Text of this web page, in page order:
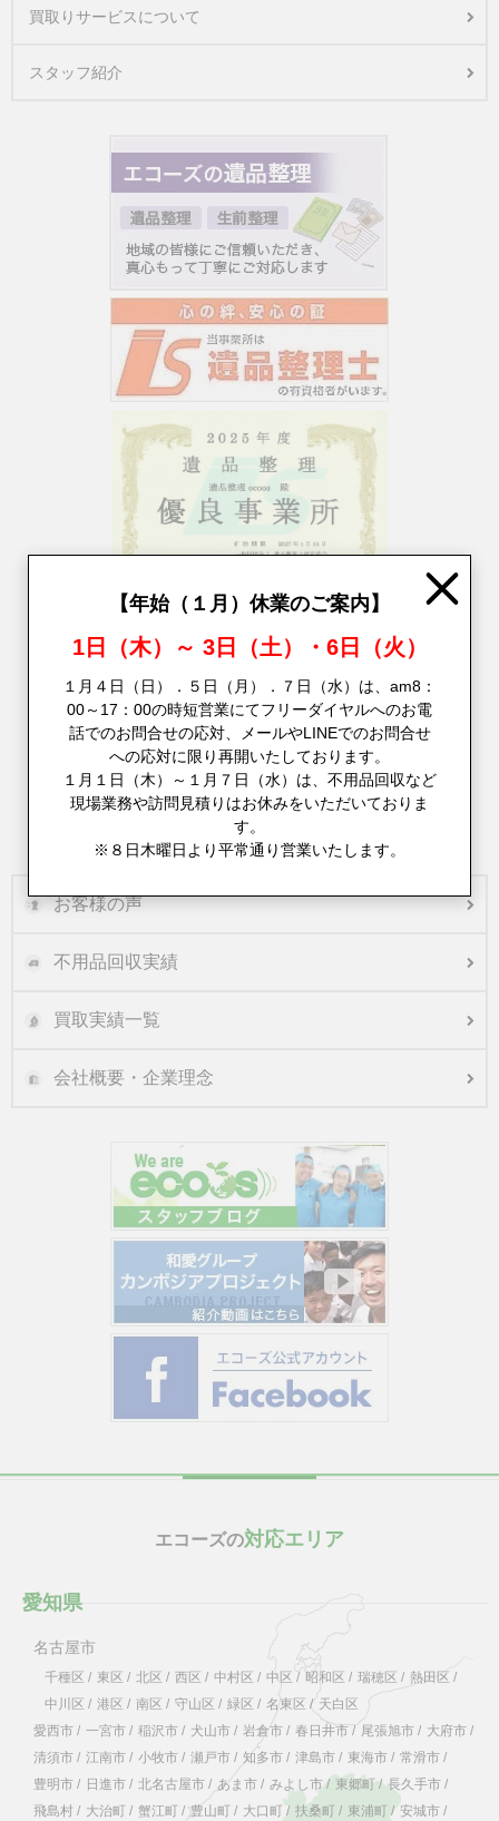
買取りサービスについて
スタッフ紹介
不用品回収とお引越しをまとめてご対応
エコーズは名古屋・愛三岐でハウスクリーニングも承ります
お客様の声
不用品回収実績
買取実績一覧
会社概要・企業理念
エコーズの対応エリア
愛知県
名古屋市
千種区 / 東区 / 北区 / 西区 / 中村区 / 中区 / 昭和区 / 瑞穂区 / 熱田区 /
中川区 / 港区 / 南区 / 守山区 / 緑区 / 名東区 / 天白区
愛西市 / 一宮市 / 稲沢市 / 犬山市 / 岩倉市 / 春日井市 / 尾張旭市 / 大府市 /
清須市 / 江南市 / 小牧市 / 瀬戸市 / 知多市 / 津島市 / 東海市 / 常滑市 /
豊明市 / 日進市 / 北名古屋市 / あま市 / みよし市/ 東郷町 / 長久手市 /
飛島村 / 大治町 / 蟹江町 / 豊山町 / 大口町 / 扶桑町 / 東浦町 / 安城市 /
【年始（１月）休業のご案内】
1日（木）～ 3日（土）・6日（火）
１月４日（日）．５日（月）．７日（水）は、am8：
00～17：00の時短営業にてフリーダイヤルへのお電
話でのお問合せの応対、メールやLINEでのお問合せ
への応対に限り再開いたしております。
１月１日（木）～１月７日（水）は、不用品回収など
現場業務や訪問見積りはお休みをいただいておりま
す。
※８日木曜日より平常通り営業いたします。
Close